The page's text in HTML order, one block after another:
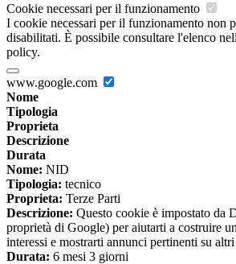
Cookie necessari per il funzionamento
I cookie necessari per il funzionamento non
disabilitati. È possibile consultare l'elenco
policy.
www.google.com
Nome
Tipologia
Proprieta
Descrizione
Durata
Nome: NID
Tipologia: tecnico
Proprieta: Terze Parti
Descrizione: Questo cookie è impostato da
proprietà di Google) per aiutarti a costruire
interessi e mostrarti annunci pertinenti su
Durata: 6 mesi 3 giorni